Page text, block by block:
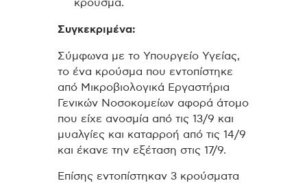
κρούσμα.
Συγκεκριμένα:
Σύμφωνα με το Υπουργείο Υγείας,
το ένα κρούσμα που εντοπίστηκε
από Μικροβιολογικά Εργαστήρια
Γενικών Νοσοκομείων αφορά άτομο
που είχε ανοσμία από τις 13/9 και
μυαλγίες και καταρροή από τις 14/9
και έκανε την εξέταση στις 17/9.
Επίσης εντοπίστηκαν 3 κρούσματα